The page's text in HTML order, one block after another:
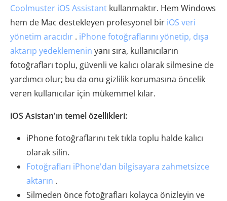
Coolmuster iOS Assistant kullanmaktır. Hem Windows
hem de Mac destekleyen profesyonel bir iOS veri
yönetim aracıdır . iPhone fotoğraflarını yönetip, dışa
aktarıp yedeklemenin yanı sıra, kullanıcıların
fotoğrafları toplu, güvenli ve kalıcı olarak silmesine de
yardımcı olur; bu da onu gizlilik korumasına öncelik
veren kullanıcılar için mükemmel kılar.
iOS Asistan'ın temel özellikleri:
iPhone fotoğraflarını tek tıkla toplu halde kalıcı
olarak silin.
Fotoğrafları iPhone'dan bilgisayara zahmetsizce
aktarın .
Silmeden önce fotoğrafları kolayca önizleyin ve